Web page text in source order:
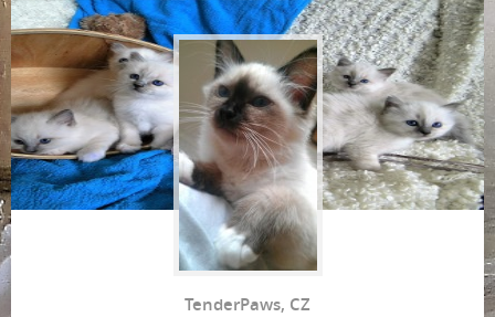
TenderPaws, CZ